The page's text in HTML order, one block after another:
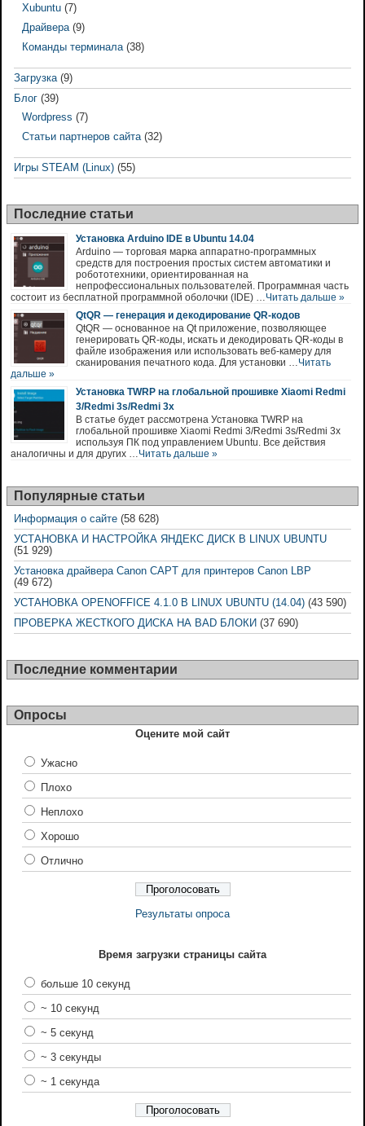
Xubuntu (7)
Драйвера (9)
Команды терминала (38)
Загрузка (9)
Блог (39)
Wordpress (7)
Статьи партнеров сайта (32)
Игры STEAM (Linux) (55)
Последние статьи
Установка Arduino IDE в Ubuntu 14.04
Arduino — торговая марка аппаратно-программных
средств для построения простых систем автоматики и
робототехники, ориентированная на
непрофессиональных пользователей. Программная часть
состоит из бесплатной программной оболочки (IDE) … Читать дальше »
QtQR — генерация и декодирование QR-кодов
QtQR — основанное на Qt приложение, позволяющее
генерировать QR-коды, искать и декодировать QR-коды в
файле изображения или использовать веб-камеру для
сканирования печатного кода. Для установки … Читать
дальше »
Установка TWRP на глобальной прошивке Xiaomi Redmi
3/Redmi 3s/Redmi 3x
В статье будет рассмотрена Установка TWRP на
глобальной прошивке Xiaomi Redmi 3/Redmi 3s/Redmi 3x
используя ПК под управлением Ubuntu. Все действия
аналогичны и для других … Читать дальше »
Популярные статьи
Информация о сайте (58 628)
УСТАНОВКА И НАСТРОЙКА ЯНДЕКС ДИСК В LINUX UBUNTU
(51 929)
Установка драйвера Canon CAPT для принтеров Canon LBP
(49 672)
УСТАНОВКА OPENOFFICE 4.1.0 В LINUX UBUNTU (14.04) (43 590)
ПРОВЕРКА ЖЕСТКОГО ДИСКА НА BAD БЛОКИ (37 690)
Последние комментарии
Опросы
Оцените мой сайт
Ужасно
Плохо
Неплохо
Хорошо
Отлично
Результаты опроса
Время загрузки страницы сайта
больше 10 секунд
~ 10 секунд
~ 5 секунд
~ 3 секунды
~ 1 секунда